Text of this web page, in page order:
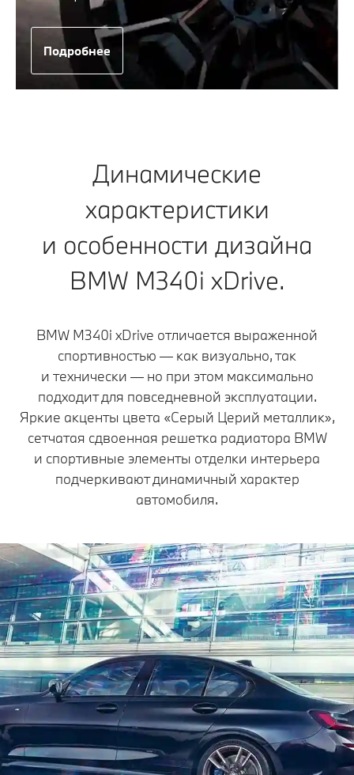
Подробнее
Динамические
характеристики
и особенности дизайна
BMW M340i xDrive.
BMW M340i xDrive отличается выраженной
спортивностью — как визуально, так
и технически — но при этом максимально
подходит для повседневной эксплуатации.
Яркие акценты цвета «Серый Церий металлик»,
сетчатая сдвоенная решетка радиатора BMW
и спортивные элементы отделки интерьера
подчеркивают динамичный характер
автомобиля.